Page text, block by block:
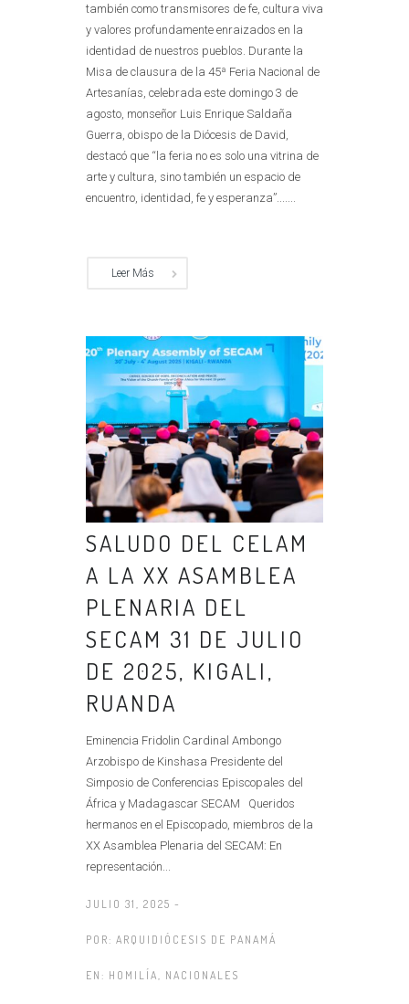
también como transmisores de fe, cultura viva
y valores profundamente enraizados en la
identidad de nuestros pueblos. Durante la
Misa de clausura de la 45ª Feria Nacional de
Artesanías, celebrada este domingo 3 de
agosto, monseñor Luis Enrique Saldaña
Guerra, obispo de la Diócesis de David,
destacó que “la feria no es solo una vitrina de
arte y cultura, sino también un espacio de
encuentro, identidad, fe y esperanza”.......
Leer Más
SALUDO DEL CELAM
A LA XX ASAMBLEA
PLENARIA DEL
SECAM 31 DE JULIO
DE 2025, KIGALI,
RUANDA
Eminencia Fridolin Cardinal Ambongo
Arzobispo de Kinshasa Presidente del
Simposio de Conferencias Episcopales del
África y Madagascar SECAM Queridos
hermanos en el Episcopado, miembros de la
XX Asamblea Plenaria del SECAM: En
representación...
JULIO 31, 2025 -
POR: ARQUIDIÓCESIS DE PANAMÁ
EN: HOMILÍA, NACIONALES